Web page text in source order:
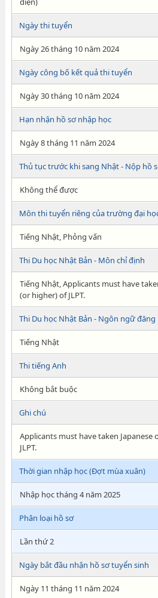
Ngày thi tuyển
Ngày 26 tháng 10 năm 2024
Ngày công bố kết quả thi tuyển
Ngày 30 tháng 10 năm 2024
Hạn nhận hồ sơ nhập học
Ngày 8 tháng 11 năm 2024
Thủ tục trước khi sang Nhật - Nộp hồ
Không thể được
Môn thi tuyển riêng của trường đại
Tiếng Nhật, Phỏng vấn
Thi Du học Nhật Bản - Môn chỉ định
Tiếng Nhật, Applicants must have
(or higher) of JLPT.
Thi Du học Nhật Bản - Ngôn ngữ đăng
Tiếng Nhật
Thi tiếng Anh
Không bắt buộc
Ghi chú
Applicants must have taken Japanese
JLPT.
Thời gian nhập học (Đợt mùa xuân)
Nhập học tháng 4 năm 2025
Phân loại hồ sơ
Lần thứ 2
Ngày bắt đầu nhận hồ sơ tuyển sinh
Ngày 11 tháng 11 năm 2024